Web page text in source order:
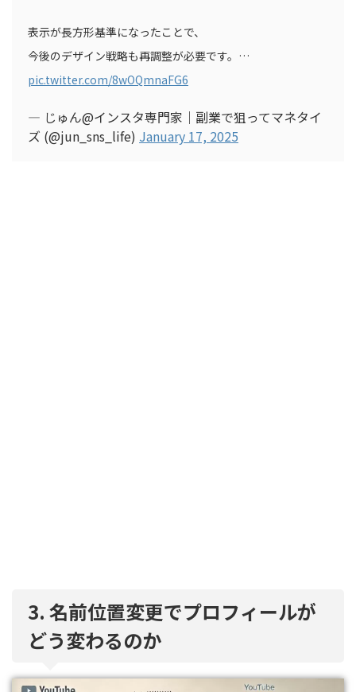
表示が長方形基準になったことで、
今後のデザイン戦略も再調整が必要です。…
pic.twitter.com/8wOQmnaFG6
— じゅん@インスタ専門家｜副業で狙ってマネタイ
ズ (@jun_sns_life) January 17, 2025
3. 名前位置変更でプロフィールが
どう変わるのか